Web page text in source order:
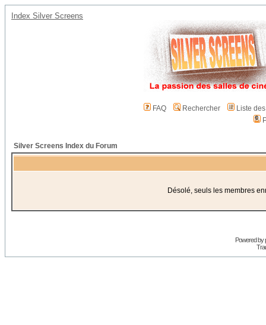
Index Silver Screens
FAQ Rechercher
Liste
Silver Screens Index du Forum
Désolé, seuls les membres
Powered by